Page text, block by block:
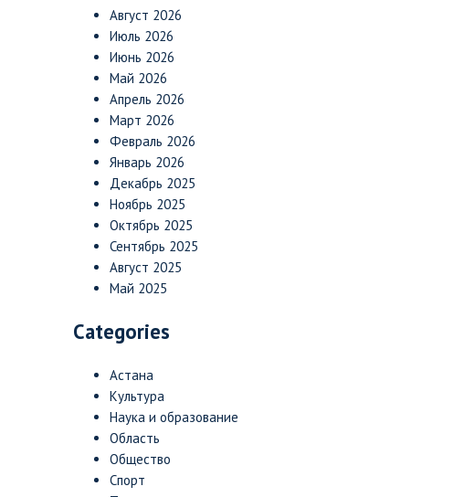
Август 2026
Июль 2026
Июнь 2026
Май 2026
Апрель 2026
Март 2026
Февраль 2026
Январь 2026
Декабрь 2025
Ноябрь 2025
Октябрь 2025
Сентябрь 2025
Август 2025
Май 2025
Categories
Астана
Культура
Наука и образование
Область
Общество
Спорт